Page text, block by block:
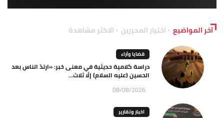
آخر المواضيع اختيار المحررين الاكثر مشاهدة
قضايا وآراء
دراسة كلامية حديثية في معنى خبر: «ارتدّ الناس بعد
الحسين (عليه السلام) إلّا ثلاث...
08/08/2026
اخبار وتقارير